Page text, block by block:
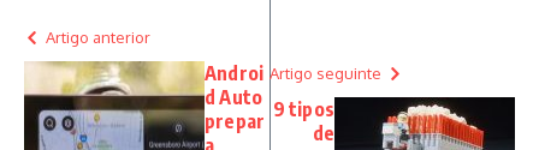
Artigo anterior
Androi
d Auto
prepar
a
Artigo seguinte
9 tipos
de